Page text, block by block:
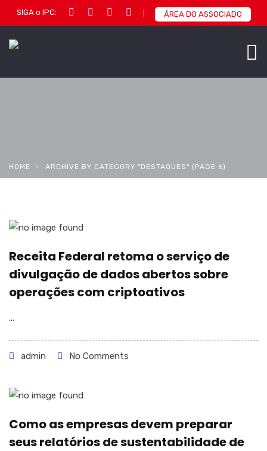
SIGA o IPC: ÁREA DO ASSOCIADO
HOME ARCHIVE BY CATEGORY "DESTAQUES" (PAGE 6)
Receita Federal retoma o serviço de
divulgação de dados abertos sobre
operações com criptoativos
...
admin No Comments
Como as empresas devem preparar
seus relatórios de sustentabilidade de